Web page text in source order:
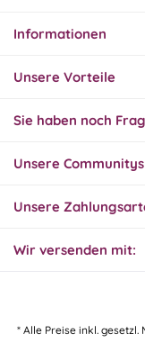
30.07.26
Informationen
Unsere Vorteile
Sie haben noch
Unsere Communitys
Unsere
Wir versenden mit:
* Alle Preise inkl.